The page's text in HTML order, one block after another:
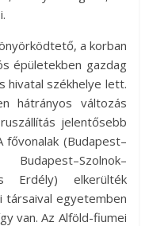
a korban
épületekben gazdag
hivatal székhelye lett.
hátrányos változás
jelentősebb
(Budapest–
Budapest–Szolnok–
Erdély) elkerülték
társaival egyetemben
van. Az Alföld-fiumei